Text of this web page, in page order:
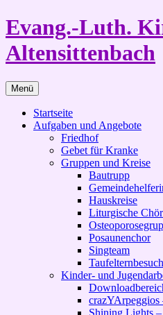
Zum
Inhalt
springen
Evang.-Luth.
Altensittenbach
Menü
Startseite
Aufgaben und Angebote
Friedhof
Gebet für Kranke
Gruppen und Kreise
Bautrupp
Hauskreise
Liturgische
Posaunenchor
Singteam
Kinder- und
crazYArpeggios
Shining Lights